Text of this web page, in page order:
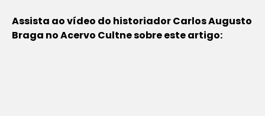
Assista ao vídeo do historiador Carlos Augusto
Braga no Acervo Cultne sobre este artigo: